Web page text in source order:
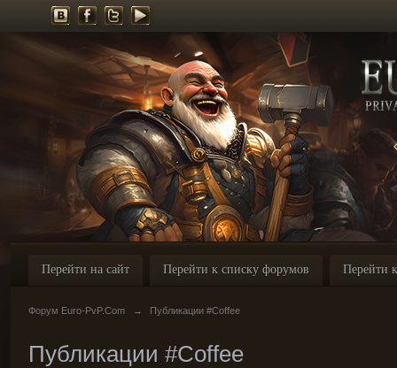
Перейти на сайт Перейти к списку форумов Перейти
Форум Euro-PvP.Com → Публикации #Coffee
Публикации #Coffee